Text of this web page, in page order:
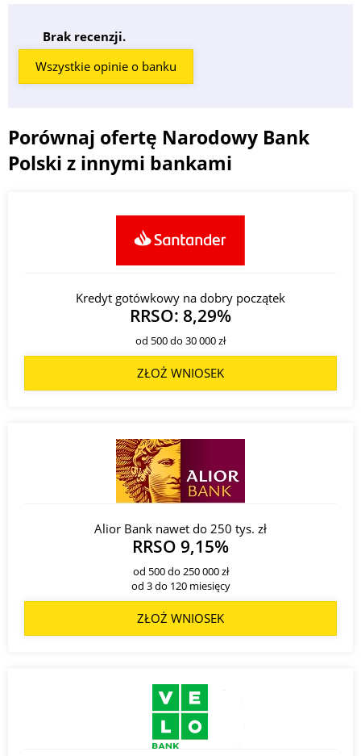
Brak recenzji.
Wszystkie opinie o banku
Porównaj ofertę Narodowy Bank
Polski z innymi bankami
Kredyt gotówkowy na dobry początek
RRSO: 8,29%
od 500 do 30 000 zł
ZŁOŻ WNIOSEK
Alior Bank nawet do 250 tys. zł
RRSO 9,15%
od 500 do 250 000 zł
od 3 do 120 miesięcy
ZŁOŻ WNIOSEK